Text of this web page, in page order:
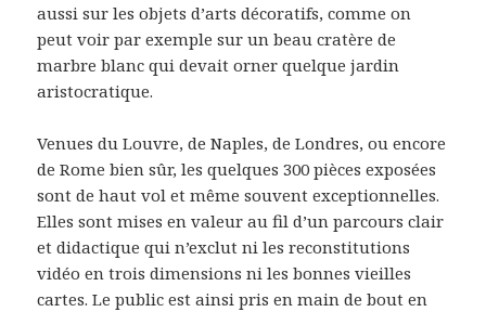
aussi sur les objets d’arts décoratifs, comme on
peut voir par exemple sur un beau cratère de
marbre blanc qui devait orner quelque jardin
aristocratique.
Venues du Louvre, de Naples, de Londres, ou encore
de Rome bien sûr, les quelques 300 pièces exposées
sont de haut vol et même souvent exceptionnelles.
Elles sont mises en valeur au fil d’un parcours clair
et didactique qui n’exclut ni les reconstitutions
vidéo en trois dimensions ni les bonnes vieilles
cartes. Le public est ainsi pris en main de bout en